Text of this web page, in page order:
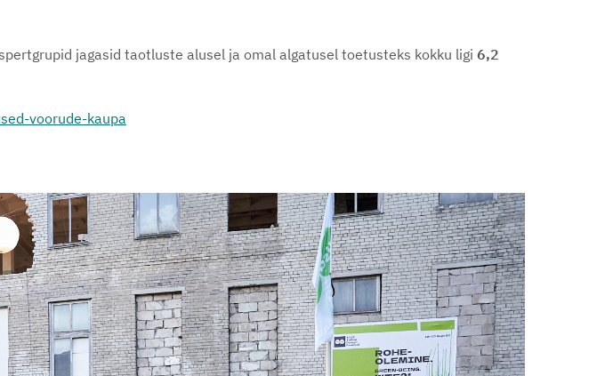
jagasid taotluste alusel ja omal algatusel toetusteks kokku ligi 6,2
voorude-kaupa